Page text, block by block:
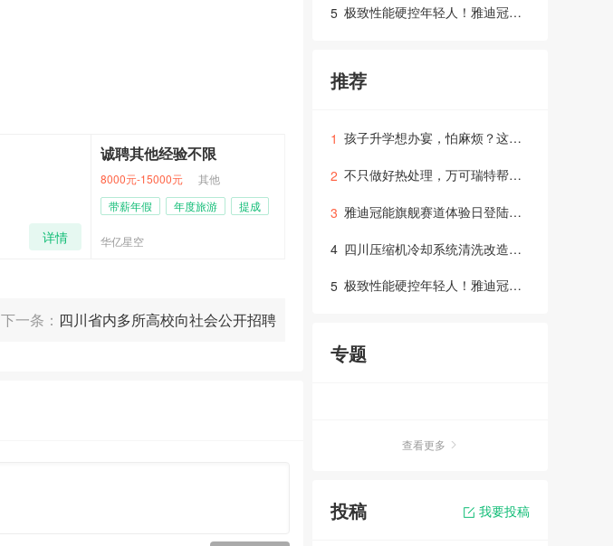
诚聘其他经验不限
8000元-15000元 其他
年度旅游 提成
华亿星空
5000-8000元 其他
五险一金 年终奖 双休
成都筑信驷方工程咨询有限公司
下一条： 四川省内多所高校向社会公开招聘
5 极致性能硬控年轻人！雅迪冠能旗舰新品赛道试炼交出“满分答卷”
推荐
1 孩子升学想办宴，怕麻烦？这份省心筹备攻略请收好！
2 不只做好热处理，万可瑞特帮你打通整条制造链！
3 雅迪冠能旗舰赛道体验日登陆成都，硬核科技“智取”年轻用户
4 四川压缩机冷却系统清洗改造：高效运行与维保指南
5 极致性能硬控年轻人！雅迪冠能旗舰新品赛道试炼交出“满分答卷”
专题
查看更多
投稿 我要投稿